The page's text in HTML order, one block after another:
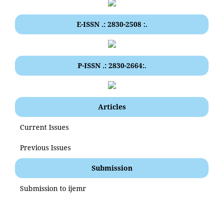
E-ISSN .: 2830-2508 :.
P-ISSN .: 2830-2664:.
Articles
Current Issues
Previous Issues
Submission
Submission to ijemr